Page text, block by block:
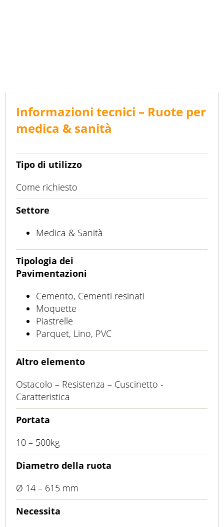
Informazioni tecnici – Ruote per
medica & sanità
Tipo di utilizzo
Come richiesto
Settore
Medica & Sanità
Tipologia dei
Pavimentazioni
Cemento, Cementi resinati
Moquette
Piastrelle
Parquet, Lino, PVC
Altro elemento
Ostacolo – Resistenza – Cuscinetto -
Caratteristica
Portata
10 – 500kg
Diametro della ruota
Ø 14 – 615 mm
Necessita